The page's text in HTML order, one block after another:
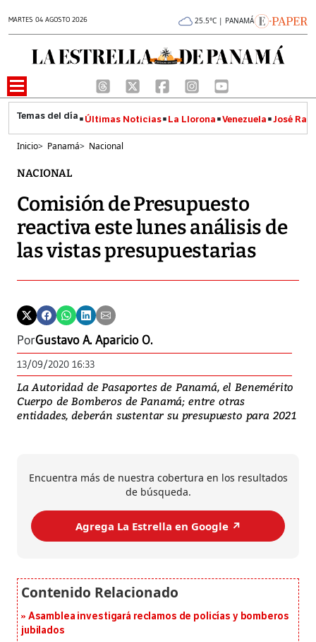
MARTES 04 AGOSTO 2026 25.5°C | PANAMÁ
Últimas Noticias La Llorona Venezuela José
Inicio> Panamá> Nacional
NACIONAL
Comisión de Presupuesto
reactiva este lunes análisis de
las vistas presupuestarias
PorGustavo A. Aparicio O.
13/09/2020 16:33
La Autoridad de Pasaportes de Panamá, el Benemérito
Cuerpo de Bomberos de Panamá; entre otras
entidades, deberán sustentar su presupuesto para 2021
Encuentra más de nuestra cobertura en los resultados
de búsqueda.
Agrega La Estrella en Google ↗️
Asamblea investigará reclamos de policías y bomberos
jubilados